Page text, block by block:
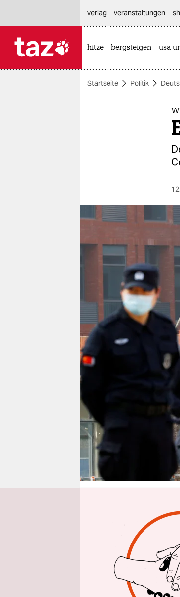
themen
berlin
nord
wahrheit
verlag
veranstaltungen
shop
fragen & hilfe
unterstützen
abo
genossenschaft
epaper login
verlag
veranstaltungen
hitze bergsteigen usa
Startseite Politik